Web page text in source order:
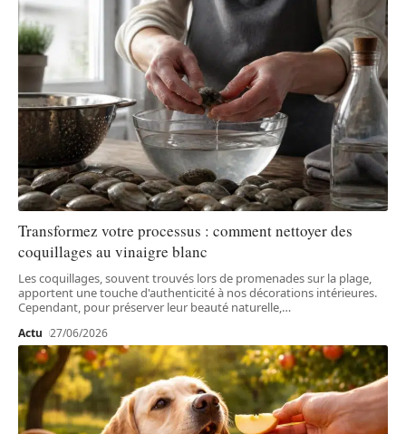
Transformez votre processus : comment nettoyer des
coquillages au vinaigre blanc
Les coquillages, souvent trouvés lors de promenades sur la plage,
apportent une touche d'authenticité à nos décorations intérieures.
Cependant, pour préserver leur beauté naturelle,…
Actu 27/06/2026